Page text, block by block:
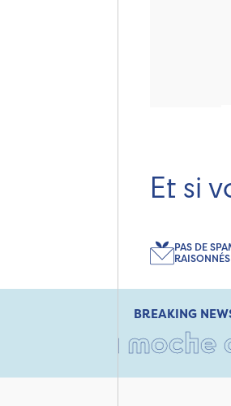
Et si
PAS DE
RAISONNÉS
BREAKING
moche oui,